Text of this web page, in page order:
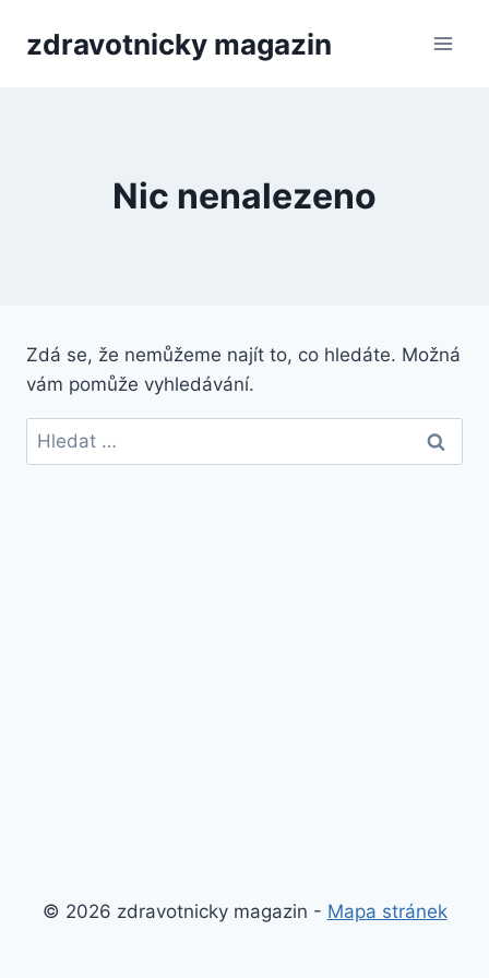
zdravotnicky magazin
Nic nenalezeno
Zdá se, že nemůžeme najít to, co hledáte. Možná
vám pomůže vyhledávání.
Vyhledávání
© 2026 zdravotnicky magazin - Mapa stránek